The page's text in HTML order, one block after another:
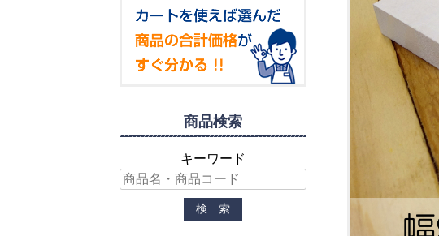
商品検索
キーワード